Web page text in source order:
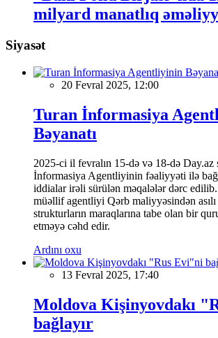
milyard manatlıq
Siyasət
20 Fevral 2025, 12:00
Turan İnformasiya
Bəyanatı
2025-ci il fevralın 15-də və 18-də Day.az
İnformasiya Agentliyinin fəaliyyəti ilə
iddialar irəli sürülən məqalələr dərc
müəllif agentliyi Qərb maliyyəsindən
strukturların maraqlarına tabe olan bir
etməyə cəhd edir.
Ardını oxu
13 Fevral 2025, 17:40
Moldova Kişinyovdakı
bağlayır